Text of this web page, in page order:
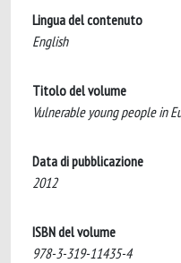
Lingua del contenuto
English
Titolo del volume
Vulnerable young people in
Data di pubblicazione
2012
ISBN del volume
978-3-319-11435-4